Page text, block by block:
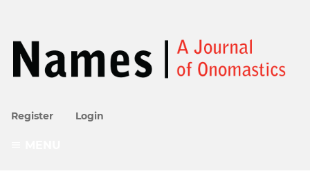
Register Login